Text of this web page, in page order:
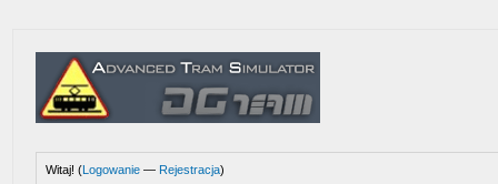
Witaj! (Logowanie — Rejestracja)